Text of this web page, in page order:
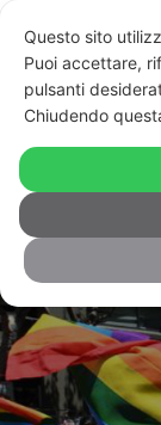
Genova,
Questo sito
Puoi accettare,
pulsanti
Chiudendo